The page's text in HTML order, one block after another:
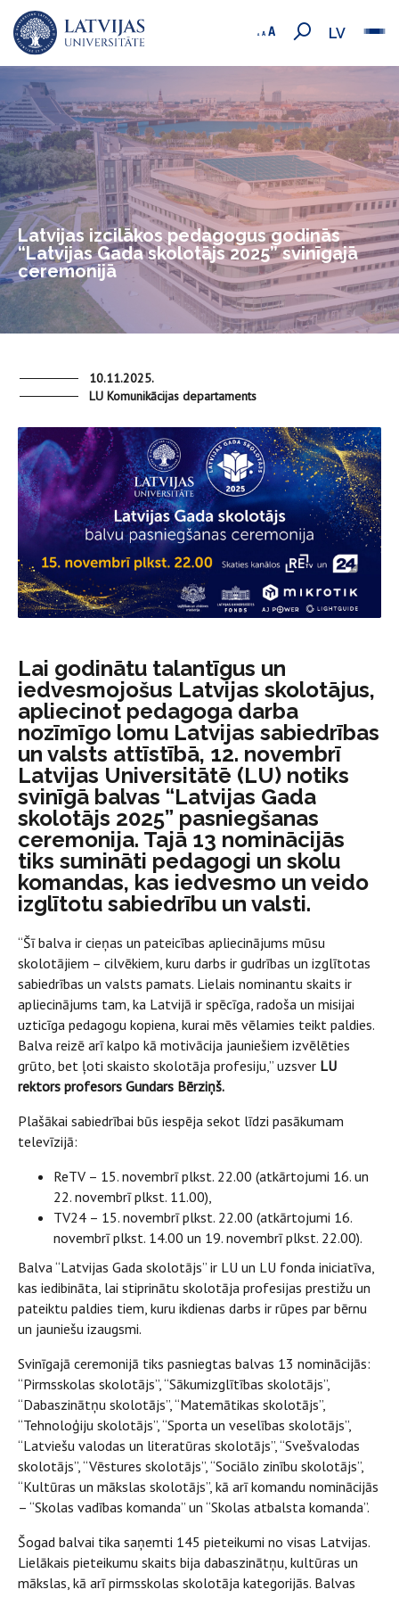
LV
Latvijas izcilākos pedagogus godinās
“Latvijas Gada skolotājs 2025” svinīgajā
ceremonijā
10.11.2025.
LU Komunikācijas departaments
Lai godinātu talantīgus un
iedvesmojošus Latvijas skolotājus,
apliecinot pedagoga darba
nozīmīgo lomu Latvijas sabiedrības
un valsts attīstībā, 12. novembrī
Latvijas Universitātē (LU) notiks
svinīgā balvas “Latvijas Gada
skolotājs 2025” pasniegšanas
ceremonija. Tajā 13 nominācijās
tiks sumināti pedagogi un skolu
komandas, kas iedvesmo un veido
izglītotu sabiedrību un valsti.
“Šī balva ir cieņas un pateicības apliecinājums mūsu
skolotājiem – cilvēkiem, kuru darbs ir gudrības un izglītotas
sabiedrības un valsts pamats. Lielais nominantu skaits ir
apliecinājums tam, ka Latvijā ir spēcīga, radoša un misijai
uzticīga pedagogu kopiena, kurai mēs vēlamies teikt paldies.
Balva reizē arī kalpo kā motivācija jauniešiem izvēlēties
grūto, bet ļoti skaisto skolotāja profesiju,” uzsver LU
rektors profesors Gundars Bērziņš.
Plašākai sabiedrībai būs iespēja sekot līdzi pasākumam
televīzijā:
ReTV – 15. novembrī plkst. 22.00 (atkārtojumi 16. un
22. novembrī plkst. 11.00),
TV24 – 15. novembrī plkst. 22.00 (atkārtojumi 16.
novembrī plkst. 14.00 un 19. novembrī plkst. 22.00).
Balva “Latvijas Gada skolotājs” ir LU un LU fonda iniciatīva,
kas iedibināta, lai stiprinātu skolotāja profesijas prestižu un
pateiktu paldies tiem, kuru ikdienas darbs ir rūpes par bērnu
un jauniešu izaugsmi.
Svinīgajā ceremonijā tiks pasniegtas balvas 13 nominācijās:
“Pirmsskolas skolotājs”, “Sākumizglītības skolotājs”,
“Dabaszinātņu skolotājs”, “Matemātikas skolotājs”,
“Tehnoloģiju skolotājs”, “Sporta un veselības skolotājs”,
“Latviešu valodas un literatūras skolotājs”, “Svešvalodas
skolotājs”, “Vēstures skolotājs”, “Sociālo zinību skolotājs”,
“Kultūras un mākslas skolotājs”, kā arī komandu nominācijās
– “Skolas vadības komanda” un “Skolas atbalsta komanda”.
Šogad balvai tika saņemti 145 pieteikumi no visas Latvijas.
Lielākais pieteikumu skaits bija dabaszinātņu, kultūras un
mākslas, kā arī pirmsskolas skolotāja kategorijās. Balvas